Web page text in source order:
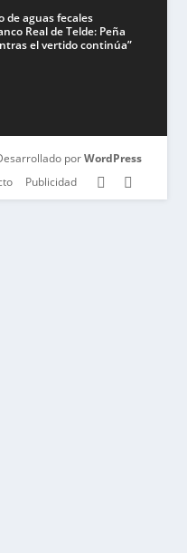
de aguas fecales
Real de Telde: Peña
el vertido continúa”
porWordPress
Publicidad